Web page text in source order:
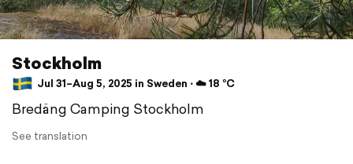
Stockholm
Jul 31–Aug 5, 2025 in Sweden ⋅ ☁️ 18 °C
Bredäng Camping Stockholm
See translation